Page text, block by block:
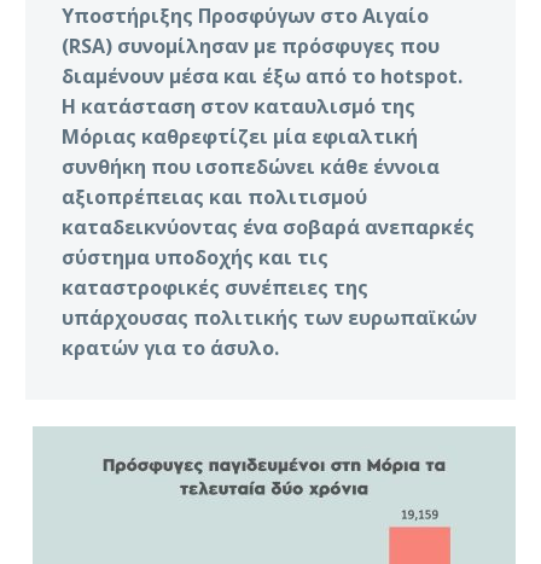
Υποστήριξης Προσφύγων στο Αιγαίο
(RSA) συνομίλησαν με πρόσφυγες που
διαμένουν μέσα και έξω από το hotspot.
Η κατάσταση στον καταυλισμό της
Μόριας καθρεφτίζει μία εφιαλτική
συνθήκη που ισοπεδώνει κάθε έννοια
αξιοπρέπειας και πολιτισμού
καταδεικνύοντας ένα σοβαρά ανεπαρκές
σύστημα υποδοχής και τις
καταστροφικές συνέπειες της
υπάρχουσας πολιτικής των ευρωπαϊκών
κρατών για το άσυλο.